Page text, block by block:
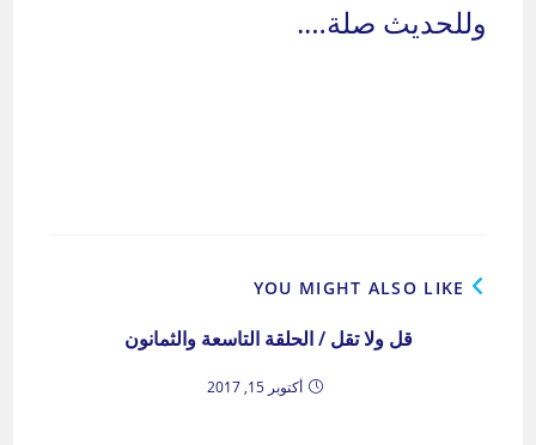
وللحديث صلة….
YOU MIGHT ALSO LIKE
قل ولا تقل / الحلقة التاسعة والثمانون
أكتوبر 15, 2017